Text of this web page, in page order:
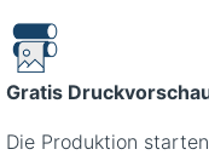
Gratis
Die Produktion